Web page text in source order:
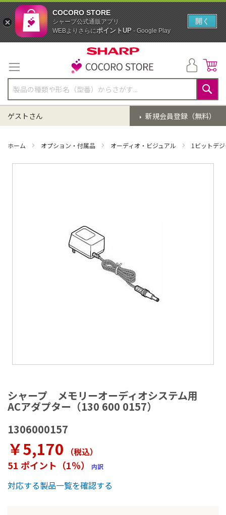
テ
ン
ツ
に
ス
キ
ッ
検
索
新規会員登録（無料）
ゲストさん
ホーム オプション・付属品 オーディオ・ビジュアル 1ビットデ
シャープ メモリーオーディオシステム用
ACアダプター（130 600 0157）
1306000157
￥5,170 （税込）
51 ポイント（1％） 内訳
対応する製品一覧を確認する
メ
ー
ジ
ャ
リ
ー
の
最
初
COCORO STORE
シャープ公式通販アプリ
WEBよりさらにポイントUP- Google Play
開く